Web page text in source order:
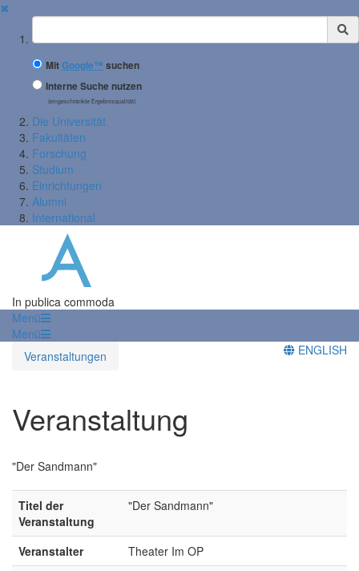
✖
Suchbegriff
MitGoogle™ suchen
Interne Suche nutzen
(eingeschränkte Ergebnisqualität)
Die Universität
Fakultäten
Forschung
Studium
Einrichtungen
Alumni
International
In publica commoda
Menü
Menü
Veranstaltungen
ENGLISH
Veranstaltung
"Der Sandmann"
Titel der
Veranstaltung
"Der Sandmann"
Veranstalter
Theater Im OP